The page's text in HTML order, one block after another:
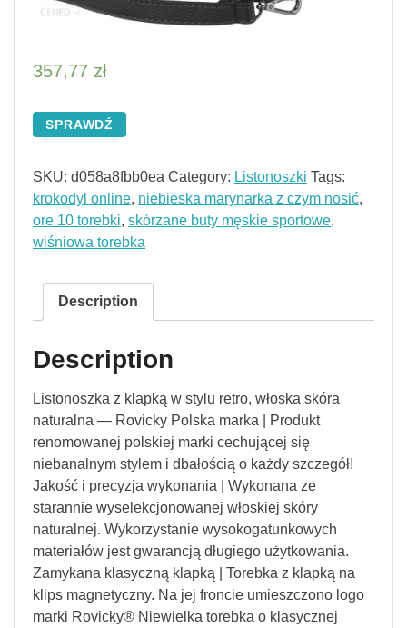
357,77 zł
SPRAWDŹ
SKU: d058a8fbb0ea Category: Listonoszki Tags:
krokodyl online, niebieska marynarka z czym nosić,
ore 10 torebki, skórzane buty męskie sportowe,
wiśniowa torebka
Description
Description
Listonoszka z klapką w stylu retro, włoska skóra
naturalna — Rovicky Polska marka | Produkt
renomowanej polskiej marki cechującej się
niebanalnym stylem i dbałością o każdy szczegół!
Jakość i precyzja wykonania | Wykonana ze
starannie wyselekcjonowanej włoskiej skóry
naturalnej. Wykorzystanie wysokogatunkowych
materiałów jest gwarancją długiego użytkowania.
Zamykana klasyczną klapką | Torebka z klapką na
klips magnetyczny. Na jej froncie umieszczono logo
marki Rovicky® Niewielka torebka o klasycznej